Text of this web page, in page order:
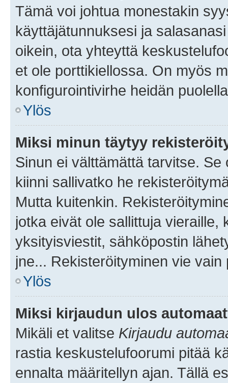
Tämä voi johtua monestakin
käyttäjätunnuksesi ja
oikein, ota yhteyttä
et ole porttikiellossa. On myös
konfigurointivirhe heidän
Ylös
Miksi minun täytyy
Sinun ei välttämättä tarvitse.
kiinni sallivatko he
Mutta kuitenkin.
jotka eivät ole sallittuja vieraille,
yksityisviestit, sähköpostin
jne... Rekisteröityminen vie
Ylös
Miksi kirjaudun ulos
Mikäli et valitse Kirjaudu
rastia keskustelufoorumi pitää
ennalta määritellyn ajan. Tällä